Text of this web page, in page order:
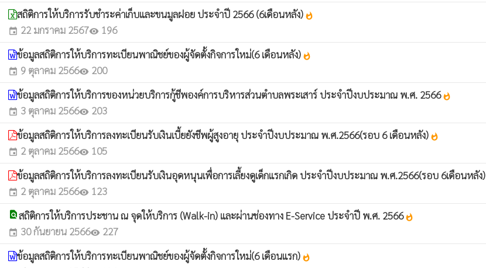
สถิติการให้บริการรับชำระค่าเก็บและขนมูลฝอย ประจำปี 2566 (6เดือนหลัง) whatshot
event 22 มกราคม 2567visibility 196
ข้อมูลสถิติการให้บริการทะเบียนพาณิชย์ของผู้จัดตั้งกิจการใหม่(6 เดือนหลัง) whatshot
event 9 ตุลาคม 2566visibility 200
ข้อมูลสถิติการให้บริการของหน่วยบริการกู้ชีพองค์การบริหารส่วนตำบลพระเสาร์ ประจำปีงบประมาณ พ.ศ. 2566whatshot
event 3 ตุลาคม 2566visibility 203
ข้อมูลสถิติการให้บริการลงทะเบียนรับเงินเบี้ยยังชีพผู้สูงอายุ ประจำปีงบประมาณ พ.ศ.2566(รอบ 6 เดือนหลัง) whatshot
event 2 ตุลาคม 2566visibility 105
ข้อมูลสถิติการให้บริการลงทะเบียนรับเงินอุดหนุนเพื่อการเลี้ยงดูเด็กแรกเกิด ประจำปีงบประมาณ พ.ศ.2566(รอบ 6เดือนหลัง)
event 2 ตุลาคม 2566visibility 123
find_in_pageสถิติการให้บริการประชาน ณ จุดให้บริการ (Walk-in) และผ่านช่องทาง E-Service ประจำปี พ.ศ. 2566whatshot
event 30 กันยายน 2566visibility 227
ข้อมูลสถิติการให้บริการทะเบียนพาณิชย์ของผู้จัดตั้งกิจการใหม่(6 เดือนแรก) whatshot